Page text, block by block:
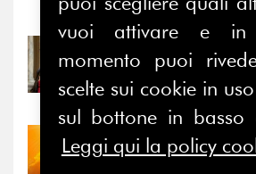
Notizie-Eventi
31/07/2026
Prima della pausa
il valore di...
30/07/2026
Nove anni dopo la
vuoi attivare e in
momento puoi
scelte sui cookie in
sul bottone in basso
Leggi qui la policy